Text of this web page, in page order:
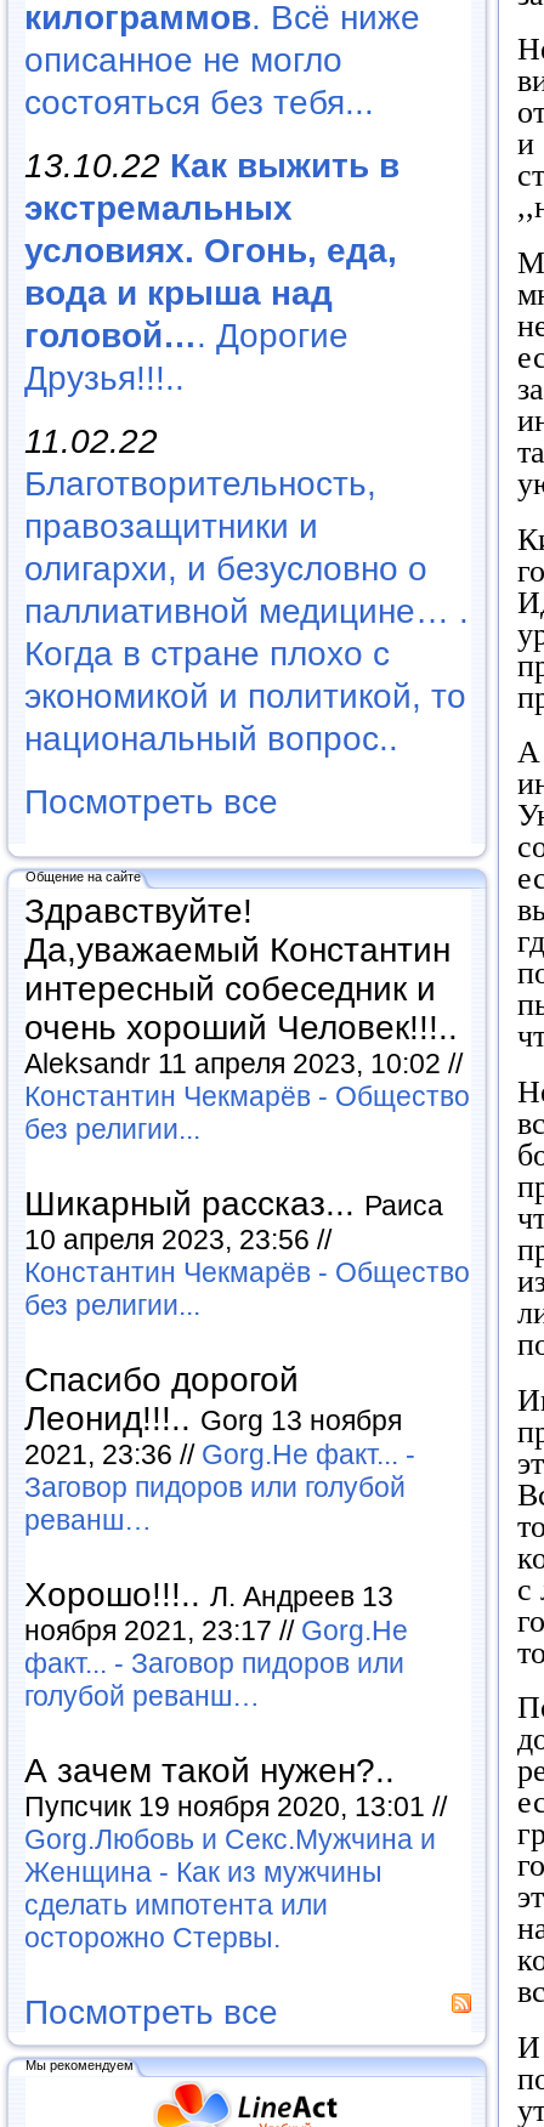
килограммов. Всё ниже
описанное не могло
состояться без тебя...
13.10.22 Как выжить в
экстремальных
условиях. Огонь, еда,
вода и крыша над
головой…. Дорогие
Друзья!!!..
11.02.22
Благотворительность,
правозащитники и
олигархи, и безусловно о
паллиативной медицине… .
Когда в стране плохо с
экономикой и политикой, то
национальный вопрос..
Посмотреть все
Общение на сайте
Здравствуйте!
Да,уважаемый Константин
интересный собеседник и
очень хороший Человек!!!..
Aleksandr 11 апреля 2023, 10:02 //
Константин Чекмарёв - Общество
без религии...
Шикарный рассказ... Раиса
10 апреля 2023, 23:56 //
Константин Чекмарёв - Общество
без религии...
Спасибо дорогой
Леонид!!!.. Gorg 13 ноября
2021, 23:36 // Gorg.Не факт... -
Заговор пидоров или голубой
реванш…
Хорошо!!!.. Л. Андреев 13
ноября 2021, 23:17 // Gorg.Не
факт... - Заговор пидоров или
голубой реванш…
А зачем такой нужен?..
Пупсчик 19 ноября 2020, 13:01 //
Gorg.Любовь и Секс.Мужчина и
Женщина - Как из мужчины
сделать импотента или
осторожно Стервы.
Посмотреть все
Мы рекомендуем
и
А
с
И